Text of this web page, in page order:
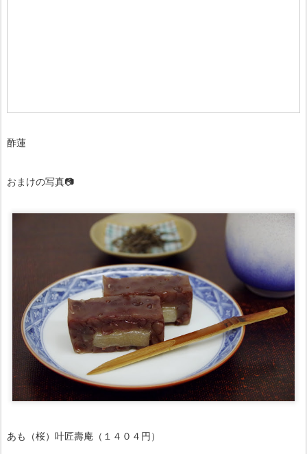
酢蓮
おまけの写真📷
あも（桜）叶匠壽庵（１４０４円）